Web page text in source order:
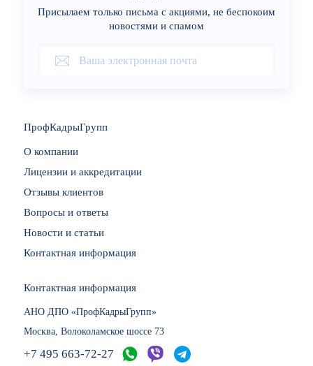
Присылаем только письма с акциями, не беспокоим
новостями и спамом
ПрофКадрыГрупп
О компании
Лицензии и аккредитации
Отзывы клиентов
Вопросы и ответы
Новости и статьи
Контактная информация
Контактная информация
АНО ДПО «ПрофКадрыГрупп»
Москва, Волоколамское шоссе 73
+7 495 663-72-27